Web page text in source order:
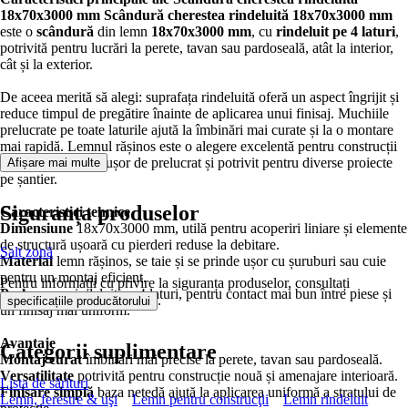
18x70x3000 mm Scândură cherestea rindeluită 18x70x3000 mm
este o scândură din lemn 18x70x3000 mm, cu rindeluit pe 4 laturi,
potrivită pentru lucrări la perete, tavan sau pardoseală, atât la interior,
cât și la exterior.
De aceea merită să alegi: suprafața rindeluită oferă un aspect îngrijit și
reduce timpul de pregătire înainte de aplicarea unui finisaj. Muchiile
prelucrate pe toate laturile ajută la îmbinări mai curate și la o montare
mai rapidă. Lemnul rășinos este o alegere excelentă pentru construcții
și amenajări, fiind ușor de prelucrat și potrivit pentru diverse proiecte
pe șantier.
Caracteristici tehnice
Dimensiune18x70x3000 mm, utilă pentru acoperiri liniare și elemente
de structură ușoară cu pierderi reduse la debitare.
Material lemn rășinos, se taie și se prinde ușor cu șuruburi sau cuie
pentru un montaj eficient.
Prelucrarerindeluit pe 4 laturi, pentru contact mai bun între piese și
un finisaj mai uniform.
Avantaje
Montaj curatîmbinări mai precise la perete, tavan sau pardoseală.
Versatilitate potrivită pentru construcție nouă și amenajare interioară.
Finisare simplă baza netedă ajută la aplicarea uniformă a stratului de
Afișare mai multe
Siguranța produselor
Salt zonă
Pentru informații cu privire la siguranța produselor, consultați
specificațiile producătorului .
Categorii suplimentare
Lista de sărituri
Lemn, ferestre & uşi
Lemn pentru construcţii
Lemn rindeluit